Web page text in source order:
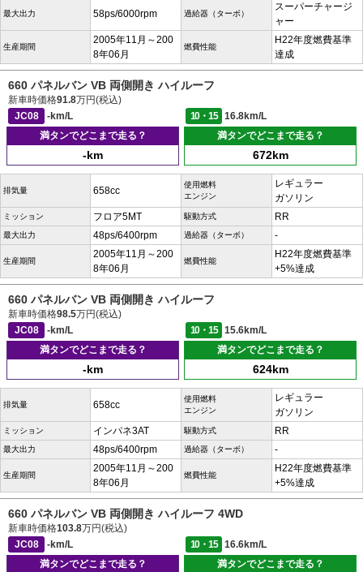
最大出力 58ps/6000rpm 過給器（ターボ）
スーパーチャージ
ャー
生産期間
2005年11月～200
8年06月
燃費性能
H22年度燃費基準
達成
660 パネルバン VB 両側開き ハイルーフ
新車時価格91.8万円(税込)
JC08
-km/L 10・15
16.8km/L
満タンでどこまで走る？
-km
満タンでどこまで走る？
672km
排気量 658cc
使用燃料
エンジン
レギュラー
ガソリン
ミッション フロア5MT 駆動方式 RR
最大出力 48ps/6400rpm 過給器（ターボ） -
生産期間
2005年11月～200
8年06月
燃費性能
H22年度燃費基準
+5%達成
660 パネルバン VB 両側開き ハイルーフ
新車時価格98.5万円(税込)
JC08
-km/L 10・15
15.6km/L
満タンでどこまで走る？
-km
満タンでどこまで走る？
624km
排気量 658cc
使用燃料
エンジン
レギュラー
ガソリン
ミッション インパネ3AT 駆動方式 RR
最大出力 48ps/6400rpm 過給器（ターボ） -
生産期間
2005年11月～200
8年06月
燃費性能
H22年度燃費基準
+5%達成
660 パネルバン VB 両側開き ハイルーフ 4WD
新車時価格103.8万円(税込)
JC08
-km/L 10・15
16.6km/L
満タンでどこまで走る？
満タンでどこまで走る？